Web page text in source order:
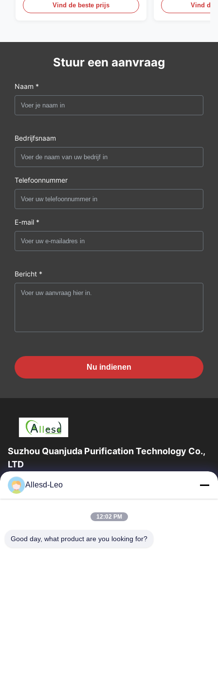
Vind de beste prijs Vind de
Stuur een aanvraag
Naam *
Bedrijfsnaam
Telefoonnummer
E-mail *
Bericht *
Nu indienen
Suzhou Quanjuda Purification Technology Co.,
LTD
16years ervaring, als belangrijke fabrikant en exporteur van
ESD & Cleanroom producten, bieden wij een volledige lijn van
Huis
Producten
Allesd-Leo
12:02 PM
Good day, what product are you looking for?